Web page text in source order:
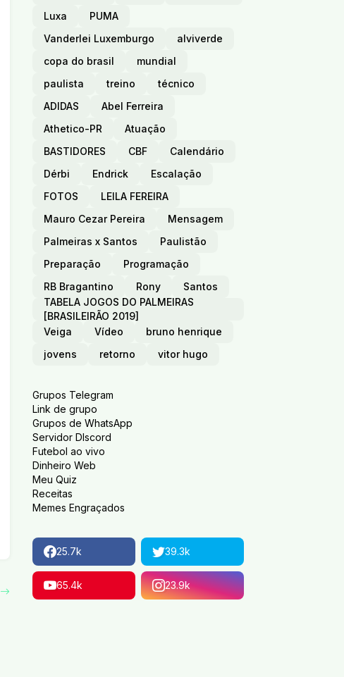
Luxa
PUMA
Vanderlei Luxemburgo
alviverde
copa do brasil
mundial
paulista
treino
técnico
ADIDAS
Abel Ferreira
Athetico-PR
Atuação
BASTIDORES
CBF
Calendário
Dérbi
Endrick
Escalação
FOTOS
LEILA FEREIRA
Mauro Cezar Pereira
Mensagem
Palmeiras x Santos
Paulistão
Preparação
Programação
RB Bragantino
Rony
Santos
TABELA JOGOS DO PALMEIRAS
[BRASILEIRÃO 2019]
Veiga
Vídeo
bruno henrique
jovens
retorno vitor hugo
Grupos Telegram
Link de grupo
Grupos de WhatsApp
Servidor DIscord
Futebol ao vivo
Dinheiro Web
Meu Quiz
Receitas
Memes Engraçados
25.7k 39.3k
65.4k 23.9k